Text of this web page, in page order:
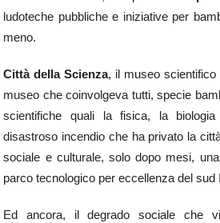
ludoteche pubbliche e iniziative per
meno.
Città della Scienza, il museo scientifico
museo che coinvolgeva tutti, specie
scientifiche quali la fisica, la
disastroso incendio che ha privato la
sociale e culturale, solo dopo mesi,
parco tecnologico per eccellenza del sud
Ed ancora, il degrado sociale che